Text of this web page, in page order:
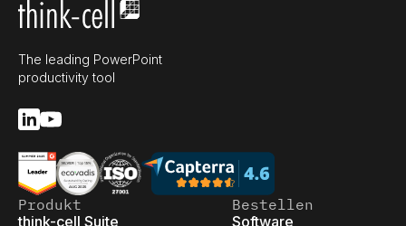
The leading PowerPoint
productivity tool
Produkt
think-cell Suite
Bestellen
Software